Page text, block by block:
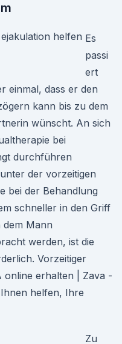
Es
passi
ert
einmal, dass er den
kann bis zu dem
wünscht. An sich
bei
durchführen
der vorzeitigen
bei der Behandlung
schneller in den Griff
dem Mann
werden, ist die
Vorzeitiger
online erhalten | Zava -
helfen, Ihre
Zu